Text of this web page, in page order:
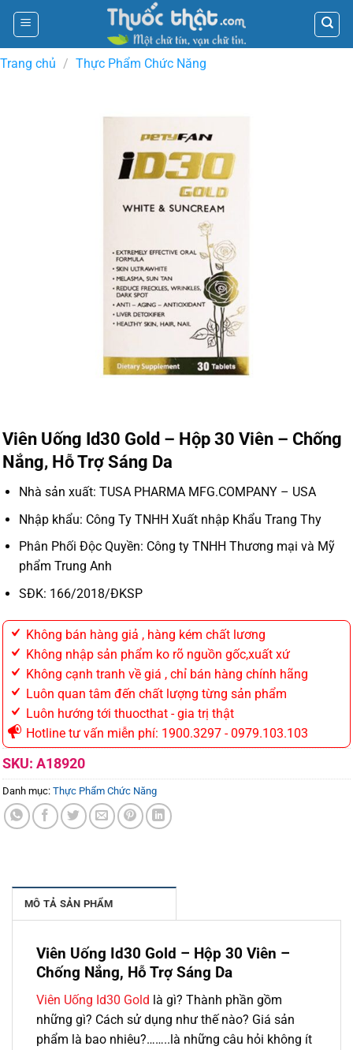
Skip
content
Trang chủ / Thực Phẩm Chức Năng
Viên Uống Id30 Gold – Hộp 30 Viên – Chống
Nắng, Hỗ Trợ Sáng Da
Nhà sản xuất: TUSA PHARMA MFG.COMPANY – USA
Nhập khẩu: Công Ty TNHH Xuất nhập Khẩu Trang Thy
Phân Phối Độc Quyền: Công ty TNHH Thương mại và Mỹ
phẩm Trung Anh
SĐK: 166/2018/ĐKSP
Không bán hàng giả , hàng kém chất lương
Không nhập sản phẩm ko rõ nguồn gốc,xuất xứ
Không cạnh tranh về giá , chỉ bán hàng chính hãng
Luôn quan tâm đến chất lượng từng sản phẩm
Luôn hướng tới thuocthat - gia trị thật
Hotline tư vấn miễn phí: 1900.3297 - 0979.103.103
SKU: A18920
Danh mục: Thực Phẩm Chức Năng
MÔ TẢ SẢN PHẨM
Viên Uống Id30 Gold – Hộp 30 Viên –
Chống Nắng, Hỗ Trợ Sáng Da
Viên Uống Id30 Gold là gì? Thành phần gồm
những gì? Cách sử dụng như thế nào? Giá sản
phẩm là bao nhiêu?……..là những câu hỏi không ít